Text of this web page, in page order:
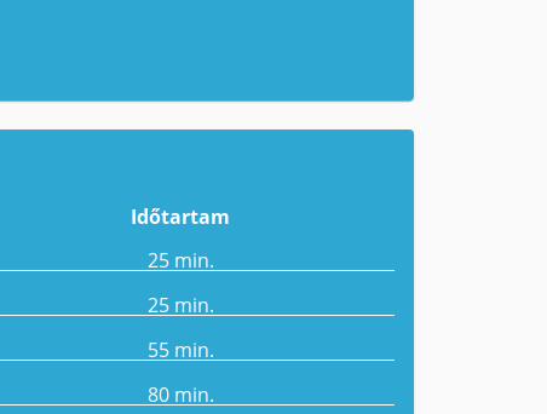
Időtartam
25 min.
25 min.
55 min.
80 min.